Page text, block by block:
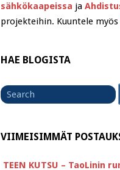
sähkökaapeissa ja
projekteihin. Kuuntele myös
HAE BLOGISTA
for
VIIMEISIMMÄT
TEEN KUTSU – TaoLinin